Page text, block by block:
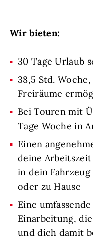
Wir bieten:
30 Tage Urlaub
38,5 Std.
Freiräume
Bei Touren mit
Tage Woche in
Einen
deine
in dein
oder zu Hause
Eine
Einarbeitung,
und dich damit